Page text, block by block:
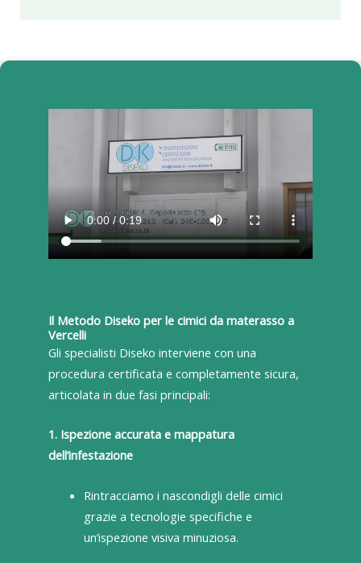
Il Metodo Diseko per le cimici da materasso a
Vercelli
Gli specialisti Diseko interviene con una
procedura certificata e completamente sicura,
articolata in due fasi principali:
1. Ispezione accurata e mappatura
dell’infestazione
Rintracciamo i nascondigli delle cimici
grazie a tecnologie specifiche e
un’ispezione visiva minuziosa.